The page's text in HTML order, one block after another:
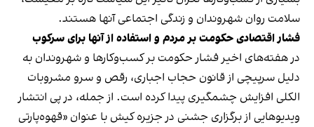
سلامت روان شهروندان و زندگی اجتماعی آنها هستند.
فشار اقتصادی حکومت بر مردم و استفاده از آنها برای سرکوب
در هفته‌های اخیر فشار حکومت بر کسب‌وکارها و شهروندان به
دلیل سرپیچی از قانون حجاب اجباری، رقص و سرو مشروبات
الکلی افزایش چشمگیری پیدا کرده است. از جمله، در پی انتشار
ویدیوهایی از برگزاری جشنی در جزیره کیش با عنوان «قهوه‌پارتی